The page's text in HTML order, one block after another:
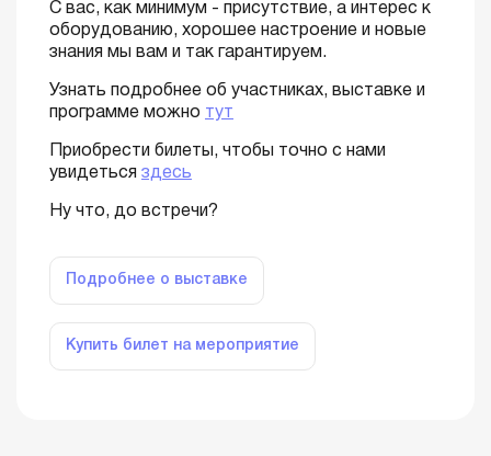
С вас, как минимум - присутствие, а интерес к
оборудованию, хорошее настроение и новые
знания мы вам и так гарантируем.
Узнать подробнее об участниках, выставке и
программе можно тут
Приобрести билеты, чтобы точно с нами
увидеться здесь
Ну что, до встречи?
Подробнее о выставке
Купить билет на мероприятие